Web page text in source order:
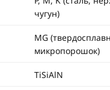
чугун)
MG
микропорошок)
TiSiAlN